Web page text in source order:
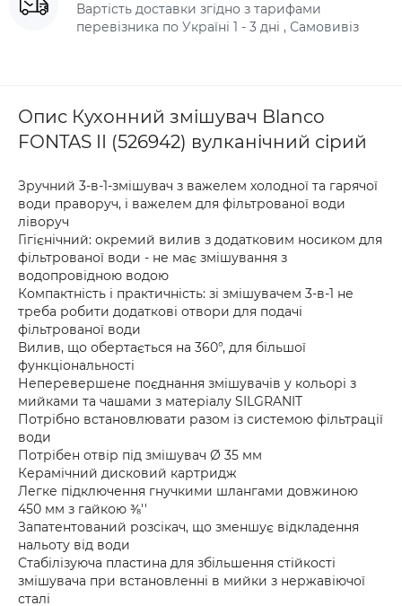
Вартість доставки згідно з тарифами
перевізника по Україні 1 - 3 дні , Самовивіз
Опис Кухонний змішувач Blanco
FONTAS II (526942) вулканічний сірий
Зручний 3-в-1-змішувач з важелем холодної та гарячої
води праворуч, і важелем для фільтрованої води
ліворуч
Гігієнічний: окремий вилив з додатковим носиком для
фільтрованої води - не має змішування з
водопровідною водою
Компактність і практичність: зі змішувачем 3-в-1 не
треба робити додаткові отвори для подачі
фільтрованої води
Вилив, що обертається на 360°, для більшої
функціональності
Неперевершене поєднання змішувачів у кольорі з
мийками та чашами з матеріалу SILGRANIT
Потрібно встановлювати разом із системою фільтрації
води
Потрібен отвір під змішувач Ø 35 мм
Керамічний дисковий картридж
Легке підключення гнучкими шлангами довжиною
450 мм з гайкою ⅜''
Запатентований розсікач, що зменшує відкладення
нальоту від води
Стабілізуюча пластина для збільшення стійкості
змішувача при встановленні в мийки з нержавіючої
сталі